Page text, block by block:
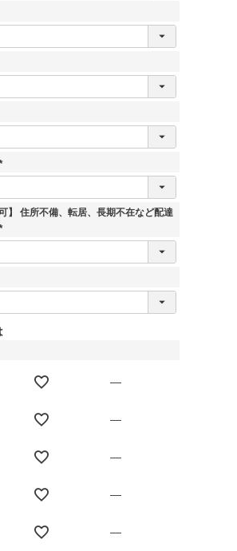
)
】 住所不備、転居、長期不在など配達
—
—
—
—
—